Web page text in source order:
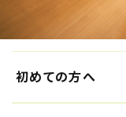
初めての方へ